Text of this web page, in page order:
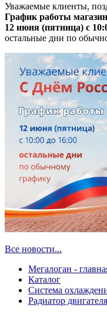
Уважаемые клиенты,
График работы
12 июня (пятница) с
остальные дни по
Все новости...
Мегалоган -
Каталог
Система
Радиатор